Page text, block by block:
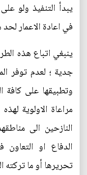
يبدأ التنفيذ ولو
في اعادة الاعمار
ينبغي اتباع هذه
جدية ؛ لعدم توفر
وتطبيقها على كافة
مراعاة الاولوية
النازحين الى
الدفاع او التعاون
تحريرها أو ما تركته